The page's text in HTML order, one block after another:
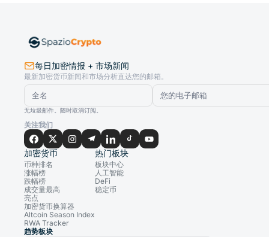
每日加密情报 + 市场新闻
最新加密货币新闻和市场分析直达您的邮箱。
无垃圾邮件。随时取消订阅。
关注我们
加密货币
币种排名
涨幅榜
跌幅榜
成交量最高
亮点
加密货币换算器
Altcoin Season Index
RWA Tracker
热门板块
板块中心
人工智能
DeFi
稳定币
趋势板块